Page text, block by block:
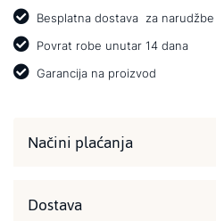
Besplatna dostava za
Povrat robe unutar 14 dana
Garancija na proizvod
Načini plaćanja
Dostava